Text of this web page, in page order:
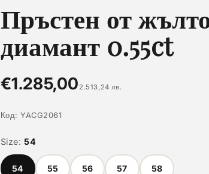
Пръстен от
диамант 0.55ct
€1.285,00 2.513,24 лв.
Код:YACG2061
Size:54
54 55 56 57 58